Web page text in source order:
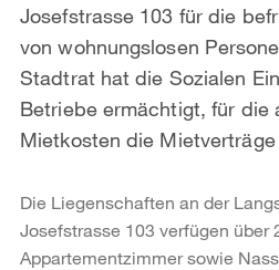
Josefstrasse 103 für die
von wohnungslosen
Stadtrat hat die Sozialen
Betriebe ermächtigt, für die
Mietkosten die
Die Liegenschaften an der
Josefstrasse 103 verfügen über
Appartementzimmer sowie